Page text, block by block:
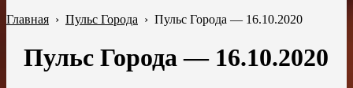
Главная › Пульс Города › Пульс Города — 16.10.2020
Пульс Города — 16.10.2020